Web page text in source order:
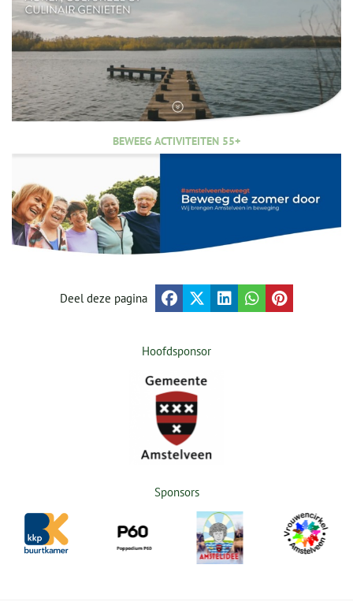
BEWEEG ACTIVITEITEN 55+
Deel deze pagina
Hoofdsponsor
Sponsors